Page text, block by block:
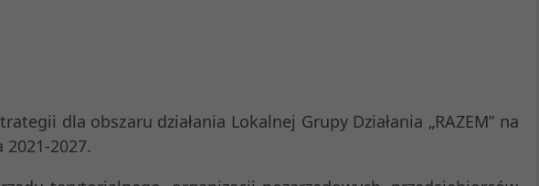
dla obszaru działania Lokalnej Grupy Działania „RAZEM” na
2027.